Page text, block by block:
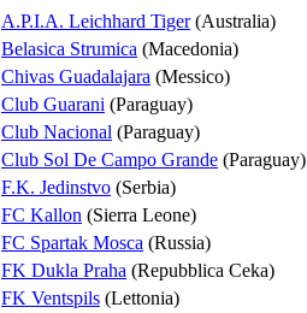
A.P.I.A. Leichhard Tiger(Australia)
Belasica Strumica (Macedonia)
Chivas Guadalajara (Messico)
Club Guarani (Paraguay)
Club Nacional (Paraguay)
Club Sol De Campo Grande (Paraguay)
F.K. Jedinstvo (Serbia)
FC Kallon (Sierra Leone)
FC Spartak Mosca (Russia)
FK Dukla Praha (Repubblica Ceka)
FK Ventspils (Lettonia)